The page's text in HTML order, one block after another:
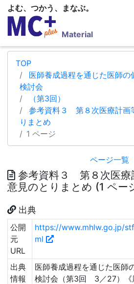
よむ、つかう、まなぶ。
Material
TOP
医師養成過程を通じた医師の
検討会
（第3回）
参考資料３ 第８次医療計画
りまとめ
1 ページ
ページ一覧
参考資料３ 第８次医療
意見のとりまとめ (1 ペー
出典
公開
元
URL
https://www.mhlw.go.jp/
ml
出典
情報
医師養成過程を通じた医師
検討会（第3回 3／27）《